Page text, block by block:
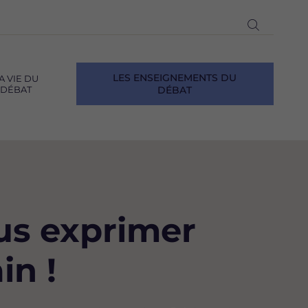
VIE DU
DÉBAT
LES ENSEIGNEMENTS DU
DÉBAT
exprimer
!